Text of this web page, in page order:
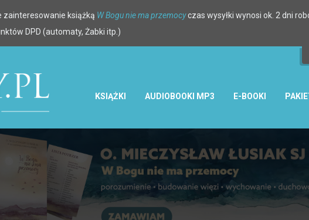
zainteresowanie książką W Bogu nie ma przemocyczas wysyłki wynosi ok. 2 dni
DPD (automaty, Żabki itp.)
KSIĄŻKI AUDIOBOOKI MP3 E-BOOKI